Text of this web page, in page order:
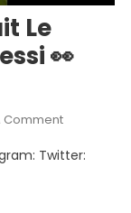
Le
👀
CommentOn
Maradona
Twitter: